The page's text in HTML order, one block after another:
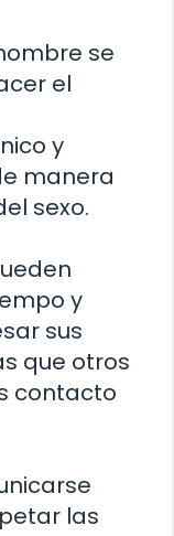
se
el
y
manera
sexo.
y
sus
que otros
contacto
las